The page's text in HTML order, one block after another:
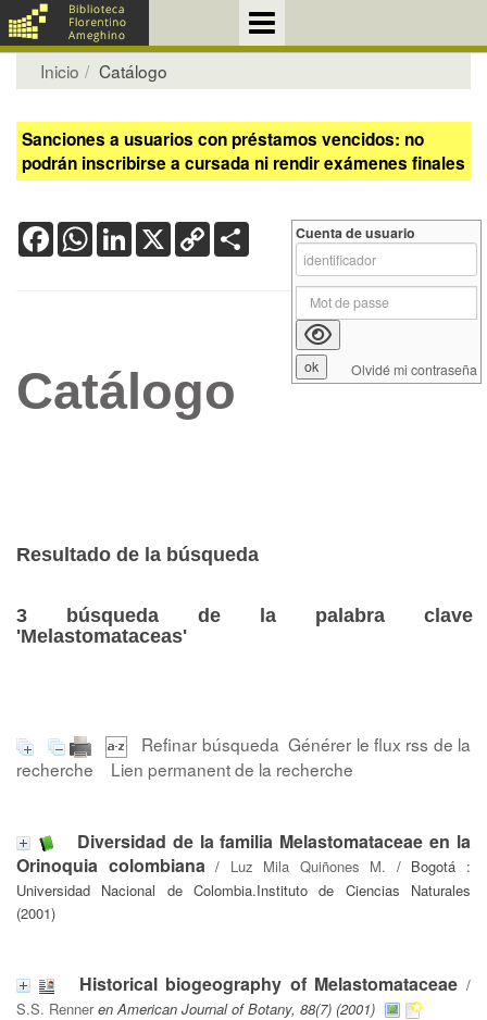
Inicio Catálogo
Sanciones a usuarios con préstamos vencidos: no
podrán inscribirse a cursada ni rendir exámenes finales
FacebookWhatsApp
LinkedIn
X Copy
Link
Catálogo
Resultado de la búsqueda
3 búsqueda de la palabra clave
'Melastomataceas'
Refinar búsqueda Générer le flux rss de la
recherche
Lien permanent de la recherche
Diversidad de la familia Melastomataceae en la
Orinoquia colombiana/ Luz Mila Quiñones M. / Bogotá :
Universidad Nacional de Colombia.Instituto de Ciencias Naturales
(2001)
Historical biogeography of Melastomataceae /
S.S. Renner en American Journal of Botany, 88(7) (2001)
Cuenta de usuario
Olvidé mi contraseña